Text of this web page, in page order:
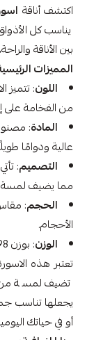
اكتشف أناقة
يناسب كل
بين الأناقة
المميزات
اللون: تتميز
من الفخامة على
المادة
عالية ودوامًا
التصميم:
مما يضيف لمسة
الحجم
الأحجام.
الوزن: بوزن 4.98 جرام، توفر لك الراحة دون أن تشعري بثقلها.
تعتبر هذه
تضيف لمسة من
يجعلها تناسب
أو في حياتك